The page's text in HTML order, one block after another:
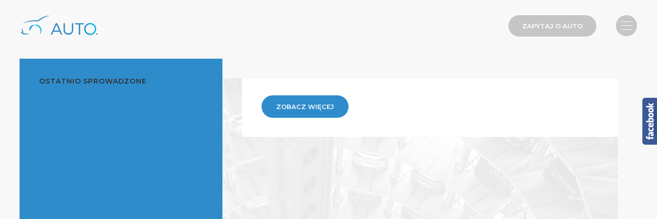
ZAPYTAJ O AUTO
OSTATNIO SPROWADZONE
ZOBACZ WIĘCEJ